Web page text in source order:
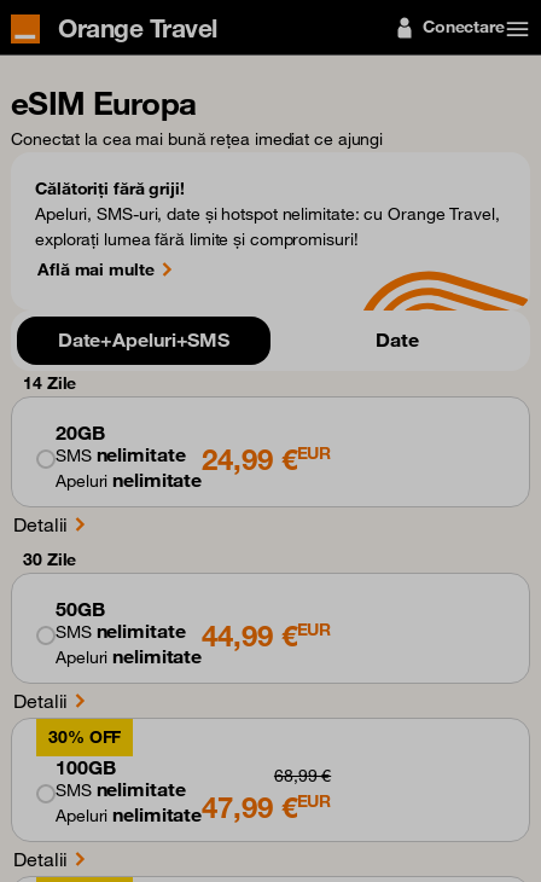
Orange Travel Conectare
eSIM Europa
Conectat la cea mai bună rețea imediat ce ajungi
Călătoriți fără griji!
Apeluri, SMS-uri, date și hotspot nelimitate: cu Orange Travel,
explorați lumea fără limite și compromisuri!
Află mai multe
Date+Apeluri+SMS Date
14 Zile
20GB
SMS nelimitate
Apelurinelimitate
24,99 €EUR
Detalii
30 Zile
50GB
SMS nelimitate
Apelurinelimitate
44,99 €EUR
Detalii
30% OFF
100GB
SMS nelimitate
Apelurinelimitate
68,99 €
47,99 €EUR
Detalii